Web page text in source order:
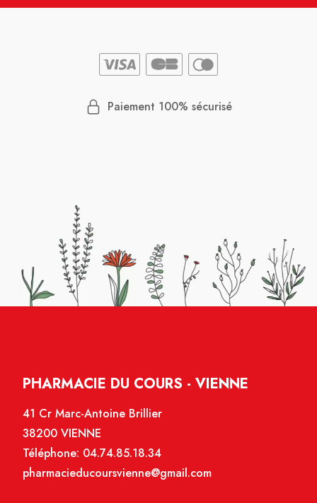
Paiement 100% sécurisé
PHARMACIE DU COURS - VIENNE
41 Cr Marc-Antoine Brillier
38200 VIENNE
Téléphone: 04.74.85.18.34
pharmacieducoursvienne@gmail.com